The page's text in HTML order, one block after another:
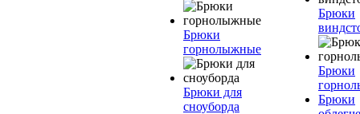
Брюки
горнолыжные
Брюки для
сноуборда
Брюки
Брюки
Брюки